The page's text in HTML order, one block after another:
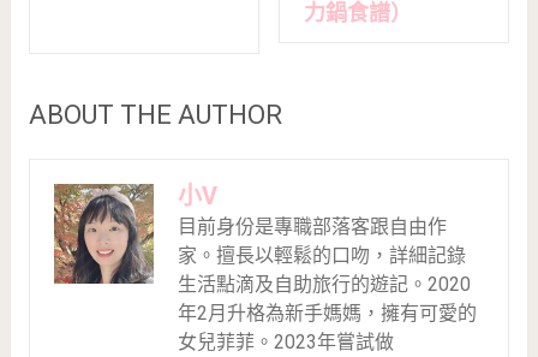
力鍋食譜）
ABOUT THE AUTHOR
小V
目前身份是專職部落客跟自由作
家。擅長以輕鬆的口吻，詳細記錄
生活點滴及自助旅行的遊記。2020
年2月升格為新手媽媽，擁有可愛的
女兒菲菲。2023年嘗試做